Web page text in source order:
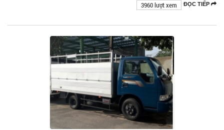
ĐỌC TIẾP
3960 lượt xem